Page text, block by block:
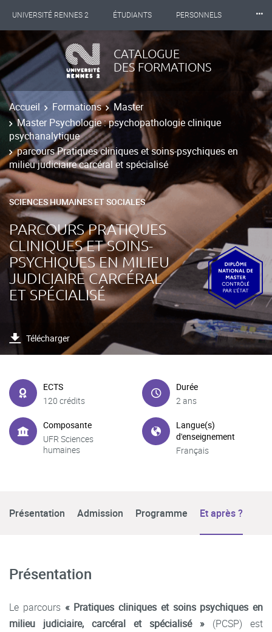
UNIVERSITÉ RENNES 2 ÉTUDIANTS PERSONNELS
INTERNATIONAL PROFESSIONNELS
LES NOUVELLES DE RENNES 2
⸱⸱⸱
CATALOGUE
DES FORMATIONS
Accueil Formations
Master
Master Psychologie : psychopathologie clinique
psychanalytique
parcours Pratiques cliniques et soins-psychiques en
milieu judiciaire carcéral et spécialisé
SCIENCES HUMAINES ET SOCIALES
PARCOURS PRATIQUES
CLINIQUES ET SOINS-
PSYCHIQUES EN MILIEU
JUDICIAIRE CARCÉRAL
ET SPÉCIALISÉ
Télécharger
ECTS
120 crédits
Durée
2 ans
Composante
UFR Sciences
humaines
Langue(s)
d'enseignement
Français
Présentation Admission Programme Et après ?
Présentation
Le parcours « Pratiques cliniques et soins psychiques en
milieu judiciaire, carcéral et spécialisé » (PCSP) est